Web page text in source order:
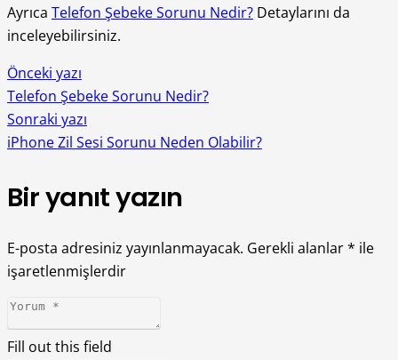
Ayrıca Telefon Şebeke Sorunu Nedir? Detaylarını da
inceleyebilirsiniz.
Önceki yazı
Telefon Şebeke Sorunu Nedir?
Sonraki yazı
iPhone Zil Sesi Sorunu Neden Olabilir?
Bir yanıt yazın
E-posta adresiniz yayınlanmayacak. Gerekli alanlar* ile
işaretlenmişlerdir
Fill out this field